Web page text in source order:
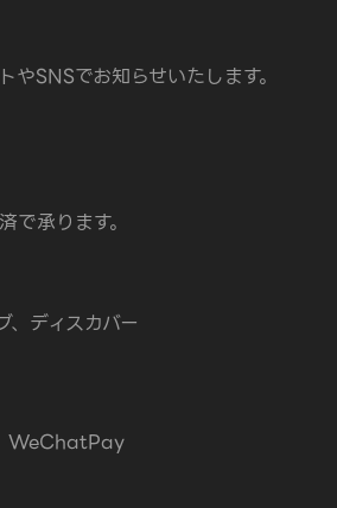
SNSでお知らせいたします。
承ります。
ディスカバー
WeChatPay